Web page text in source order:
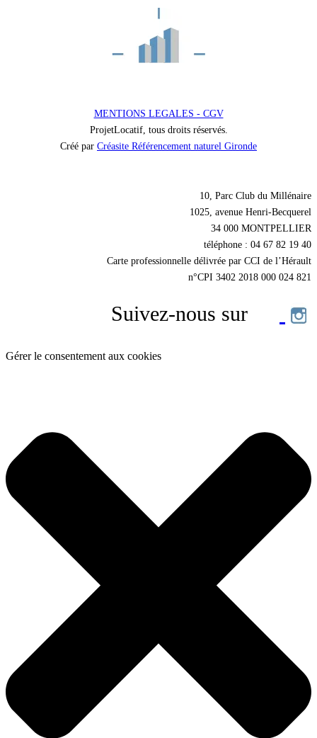
MENTIONS LEGALES - CGV
ProjetLocatif, tous droits réservés.
Créé par Créasite Référencement naturel Gironde
10, Parc Club du Millénaire
1025, avenue Henri-Becquerel
34 000 MONTPELLIER
téléphone : 04 67 82 19 40
Carte professionnelle délivrée par CCI de l’Hérault
n°CPI 3402 2018 000 024 821
Suivez-nous sur
Gérer le consentement aux cookies